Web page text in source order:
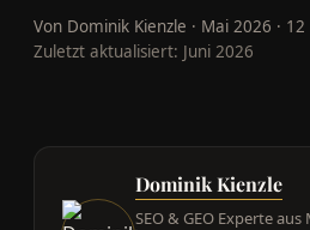
Von Dominik Kienzle · Mai 2026 ·
Zuletzt aktualisiert: Juni 2026
Dominik Kienzle
SEO & GEO Experte